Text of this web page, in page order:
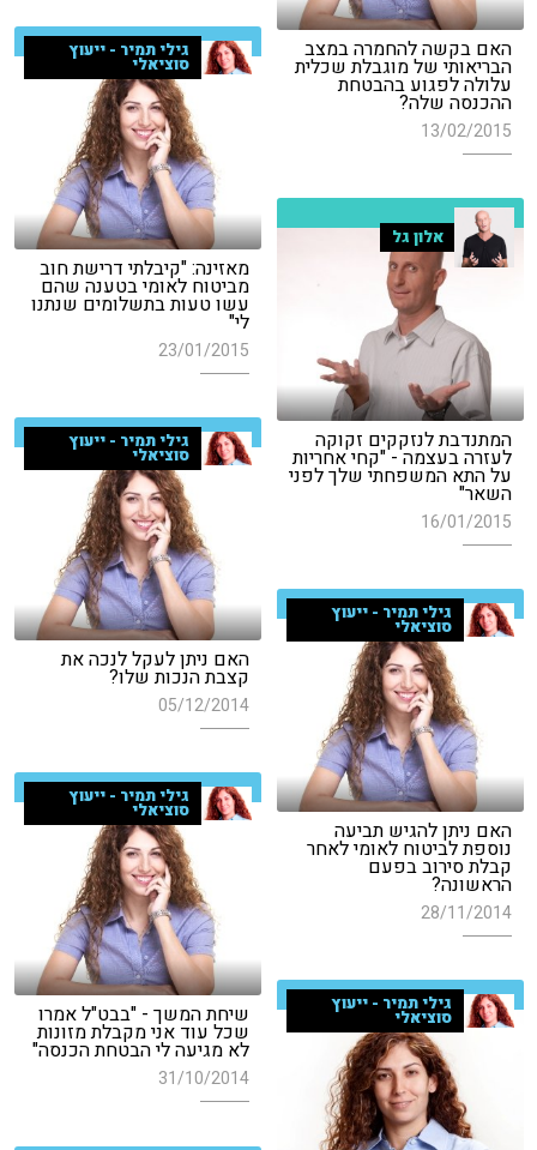
האם בקשה להחמרה במצב
הבריאותי של מוגבלת שכלית
עלולה לפגוע בהבטחת
ההכנסה שלה?
13/02/2015
גילי תמיר - ייעוץ
סוציאלי
מאזינה: "קיבלתי דרישת חוב
מביטוח לאומי בטענה שהם
עשו טעות בתשלומים שנתנו
לי"
23/01/2015
אלון גל
המתנדבת לנזקקים זקוקה
לעזרה בעצמה - "קחי אחריות
על התא המשפחתי שלך לפני
השאר"
16/01/2015
גילי תמיר - ייעוץ
סוציאלי
האם ניתן לעקל לנכה את
קצבת הנכות שלו?
05/12/2014
גילי תמיר - ייעוץ
סוציאלי
האם ניתן להגיש תביעה
נוספת לביטוח לאומי לאחר
קבלת סירוב בפעם
הראשונה?
28/11/2014
גילי תמיר - ייעוץ
סוציאלי
שיחת המשך - "בבט"ל אמרו
שכל עוד אני מקבלת מזונות
לא מגיעה לי הבטחת הכנסה"
31/10/2014
גילי תמיר - ייעוץ
סוציאלי